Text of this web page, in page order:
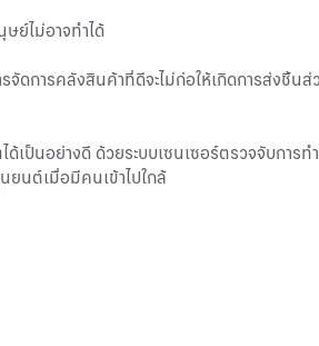
ย์ไม่อาจทำได้
จัดการคลังสินค้าที่ดีจะไม่ก่อให้เกิดการส่งชิ้น
ป็นอย่างดี ด้วยระบบเซนเซอร์ตรวจจับการท
นต์เมื่อมีคนเข้าไปใกล้